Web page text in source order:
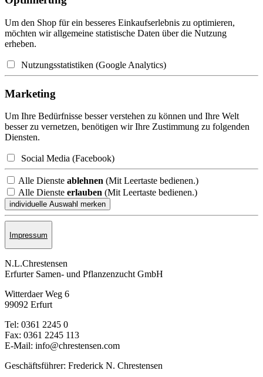
Um den Shop für ein besseres Einkaufserlebnis zu optimieren,
möchten wir allgemeine statistische Daten über die Nutzung
erheben.
Nutzungsstatistiken (Google Analytics)
Marketing
Um Ihre Bedürfnisse besser verstehen zu können und Ihre Welt
besser zu vernetzen, benötigen wir Ihre Zustimmung zu folgenden
Diensten.
Social Media (Facebook)
Alle Dienste ablehnen (Mit Leertaste bedienen.)
Alle Dienste erlauben (Mit Leertaste bedienen.)
Impressum
N.L.Chrestensen
Erfurter Samen- und Pflanzen­zucht GmbH
Witterdaer Weg 6
99092 Erfurt
Tel: 0361 2245 0
Fax: 0361 2245 113
E-Mail: info@chrestensen.com
Geschäftsführer: Frederick N. Chrestensen